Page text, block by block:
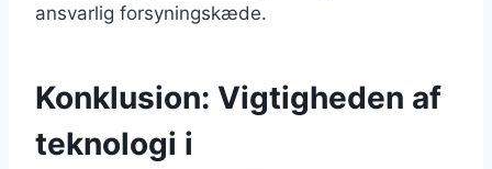
ansvarlig forsyningskæde.
Konklusion: Vigtigheden af
teknologi i